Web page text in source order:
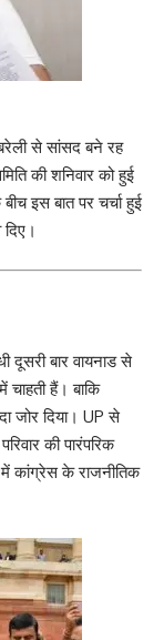
से सांसद बने रह
की शनिवार को हुई
इस बात पर चर्चा हुई
दूसरी बार वायनाड से
हैं। बाकि
जोर दिया। UP से
की पारंपरिक
कांग्रेस के राजनीतिक